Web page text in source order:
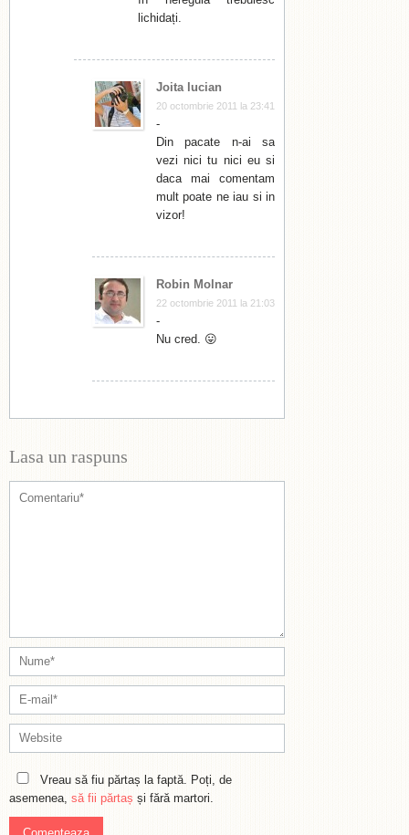
lichidați.
Joita lucian
20 octombrie 2011 la 23:41
-
Din pacate n-ai sa
vezi nici tu nici eu si
daca mai comentam
mult poate ne iau si in
vizor!
Robin Molnar
22 octombrie 2011 la 21:03
-
Nu cred. 😛
Lasa un raspuns
Vreau să fiu părtaș la faptă. Poți, de
asemenea, să fii părtaș și fără martori.